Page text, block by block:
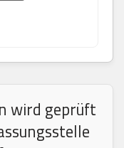
wird geprüft